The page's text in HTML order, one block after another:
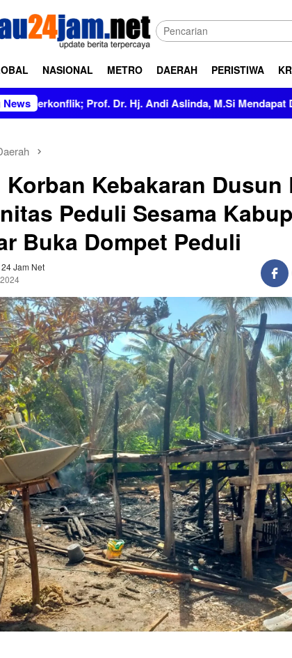
NASIONAL METRO DAERAH PERISTIWA
News
Prof. Dr. Hj. Andi Aslinda, M.Si Mendapat Dukungan
Korban Kebakaran Dusun
Peduli Sesama
Buka Dompet Peduli
Jam Net